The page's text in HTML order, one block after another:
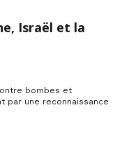
Israël et la
bombes et
par une reconnaissance